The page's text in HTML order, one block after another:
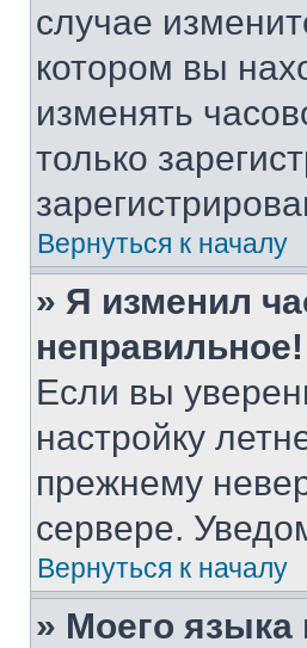
случае
котором вы
изменять
только
Вернуться к началу
» Я изменил
неправильное!
Если вы
настройку
прежнему
сервере.
Вернуться к началу
» Моего языка